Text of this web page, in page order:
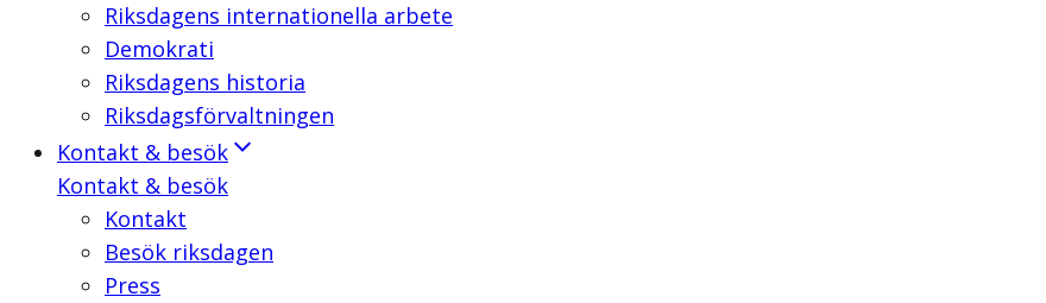
Riksdagens internationella arbete
Demokrati
Riksdagens historia
Riksdagsförvaltningen
Kontakt & besök
Kontakt & besök
Kontakt
Besök riksdagen
Press